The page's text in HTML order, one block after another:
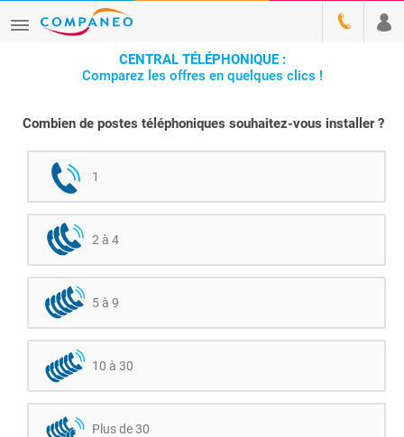
CENTRAL TÉLÉPHONIQUE :
Comparez les offres en quelques clics !
Combien de postes téléphoniques souhaitez-vous installer ?
1
2 à 4
5 à 9
10 à 30
Plus de 30